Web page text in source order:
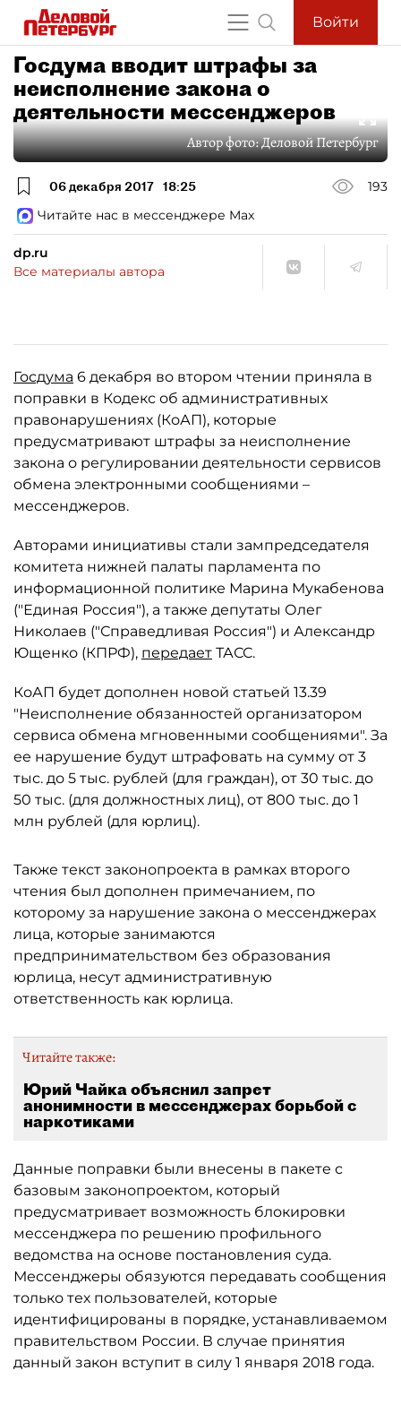
Войти
Госдума вводит штрафы за
неисполнение закона о
деятельности мессенджеров
Автор фото:Деловой Петербург
06 декабря 2017 18:25
193
Читайте нас в мессенджере Max
dp.ru
Все материалы автора
Госдума 6 декабря во втором чтении приняла в
поправки в Кодекс об административных
правонарушениях (КоАП), которые
предусматривают штрафы за неисполнение
закона о регулировании деятельности сервисов
обмена электронными сообщениями –
мессенджеров.
Авторами инициативы стали зампредседателя
комитета нижней палаты парламента по
информационной политике Марина Мукабенова
("Единая Россия"), а также депутаты Олег
Николаев ("Справедливая Россия") и Александр
Ющенко (КПРФ), передает ТАСС.
КоАП будет дополнен новой статьей 13.39
"Неисполнение обязанностей организатором
сервиса обмена мгновенными сообщениями". За
ее нарушение будут штрафовать на сумму от 3
тыс. до 5 тыс. рублей (для граждан), от 30 тыс. до
50 тыс. (для должностных лиц), от 800 тыс. до 1
млн рублей (для юрлиц).
Также текст законопроекта в рамках второго
чтения был дополнен примечанием, по
которому за нарушение закона о мессенджерах
лица, которые занимаются
предпринимательством без образования
юрлица, несут административную
ответственность как юрлица.
Читайте также:
Юрий Чайка объяснил запрет
анонимности в мессенджерах борьбой с
наркотиками
Данные поправки были внесены в пакете с
базовым законопроектом, который
предусматривает возможность блокировки
мессенджера по решению профильного
ведомства на основе постановления суда.
Мессенджеры обязуются передавать сообщения
только тех пользователей, которые
идентифицированы в порядке, устанавливаемом
правительством России. В случае принятия
данный закон вступит в силу 1 января 2018 года.